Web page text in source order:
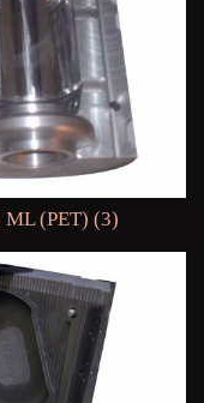
(PET) (3)